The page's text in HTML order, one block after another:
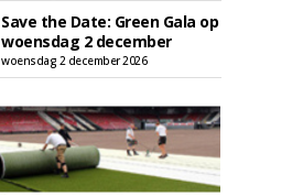
Save the Date: Green Gala op
woensdag 2 december
woensdag 2 december 2026